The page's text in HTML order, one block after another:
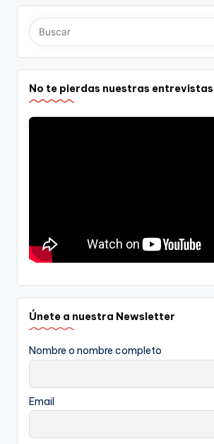
No te pierdas nuestras entrevistas
Únete a nuestra Newsletter
Nombre o nombre completo
Email